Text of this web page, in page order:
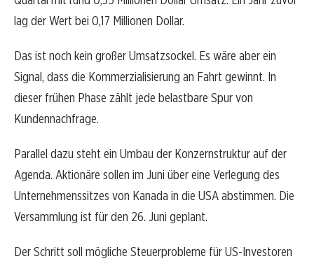
lag der Wert bei 0,17 Millionen Dollar.
Das ist noch kein großer Umsatzsockel. Es wäre aber ein
Signal, dass die Kommerzialisierung an Fahrt gewinnt. In
dieser frühen Phase zählt jede belastbare Spur von
Kundennachfrage.
Parallel dazu steht ein Umbau der Konzernstruktur auf der
Agenda. Aktionäre sollen im Juni über eine Verlegung des
Unternehmenssitzes von Kanada in die USA abstimmen. Die
Versammlung ist für den 26. Juni geplant.
Der Schritt soll mögliche Steuerprobleme für US-Investoren